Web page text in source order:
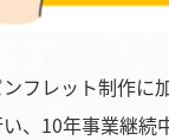
フレット制作に
、10年事業継続中